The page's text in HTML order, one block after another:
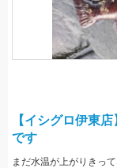
【イシグロ伊東
です